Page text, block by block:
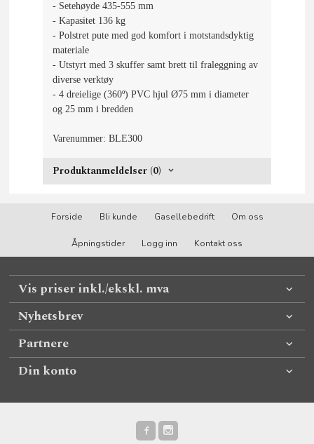
- Setehøyde 435-555 mm
- Kapasitet 136 kg
- Polstret pute med god komfort i motstandsdyktig
materiale
- Utstyrt med 3 skuffer samt brett til fraleggning av
diverse verktøy
- 4 dreielige (360º) PVC hjul Ø75 mm i diameter
og 25 mm i bredden
Varenummer: BLE300
Produktanmeldelser (0)
Forside Bli kunde Gasellebedrift Om oss
Åpningstider Logg inn Kontakt oss
Vis priser inkl./ekskl. mva
Nyhetsbrev
Partnere
Din konto